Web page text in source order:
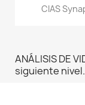
CIAS
ANÁLISIS DE
siguiente nivel.